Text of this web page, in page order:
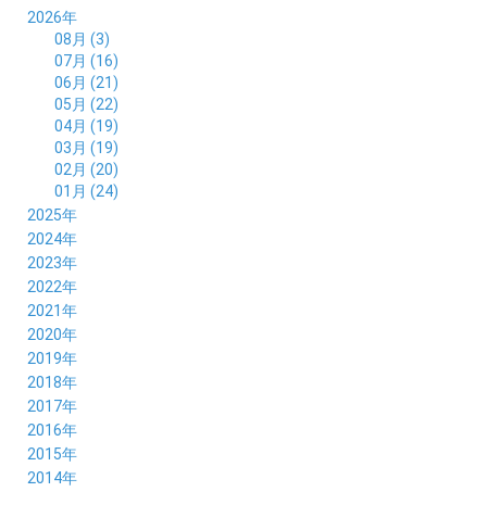
2026年
08月 (3)
07月 (16)
06月 (21)
05月 (22)
04月 (19)
03月 (19)
02月 (20)
01月 (24)
2025年
12月 (14)
11月 (17)
10月 (21)
09月 (20)
08月 (20)
07月 (18)
06月 (22)
05月 (21)
04月 (19)
03月 (19)
02月 (19)
01月 (21)
2024年
12月 (19)
11月 (21)
10月 (23)
09月 (23)
08月 (20)
07月 (21)
06月 (22)
05月 (18)
04月 (26)
03月 (23)
02月 (29)
2023年
12月 (19)
11月 (19)
10月 (20)
09月 (22)
08月 (24)
07月 (26)
06月 (25)
05月 (28)
04月 (26)
03月 (30)
2022年
12月 (36)
11月 (16)
10月 (22)
09月 (20)
08月 (18)
07月 (21)
06月 (23)
05月 (25)
04月 (20)
2021年
12月 (18)
11月 (19)
10月 (20)
09月 (24)
08月 (35)
07月 (17)
06月 (25)
05月 (31)
2020年
12月 (19)
11月 (23)
10月 (24)
09月 (29)
08月 (26)
07月 (25)
06月 (21)
2019年
12月 (26)
11月 (21)
10月 (26)
09月 (26)
08月 (31)
07月 (22)
2018年
12月 (22)
11月 (28)
10月 (23)
09月 (27)
08月 (24)
2017年
12月 (20)
11月 (22)
10月 (21)
2016年
12月 (26)
11月 (21)
2015年
12月 (36)
2014年